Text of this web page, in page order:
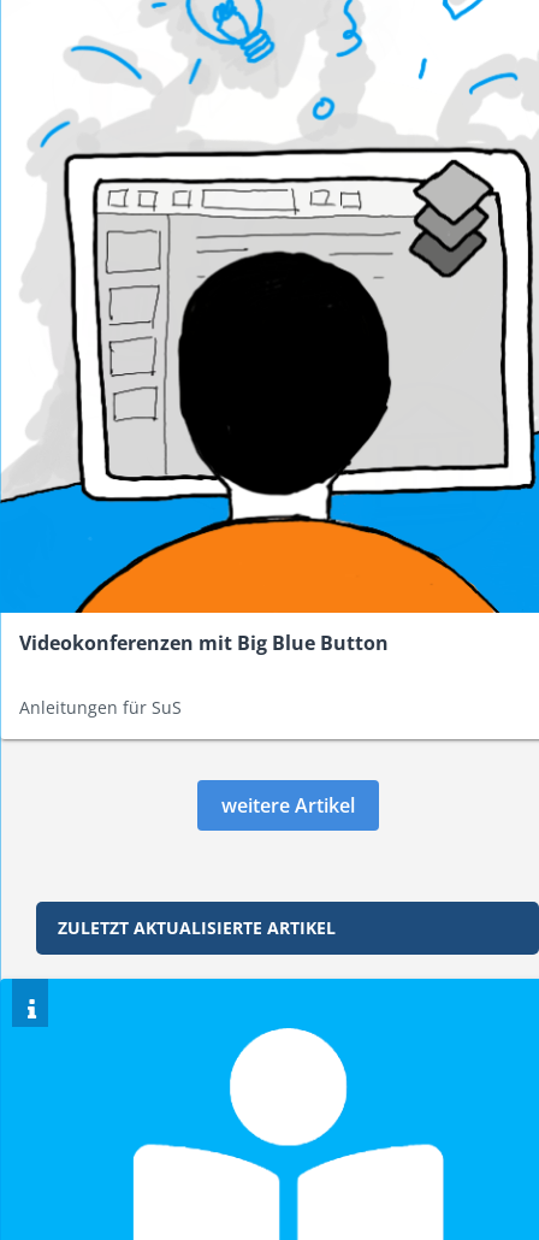
Videokonferenzen mit Big Blue Button
Anleitungen für SuS
weitere Artikel
ZULETZT AKTUALISIERTE ARTIKEL